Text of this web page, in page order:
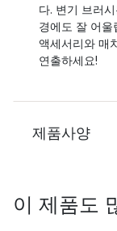
다. 변기 브러
경에도 잘 어울
액세서리와 매
연출하세요!
제품사양
이 제품도